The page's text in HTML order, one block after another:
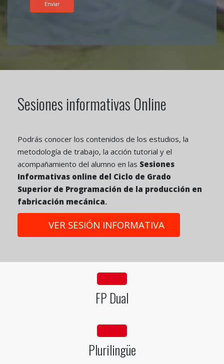
Enviar
Sesiones informativas Online
Podrás conocer los contenidos de los estudios, la
metodología de trabajo, la acción tutorial y el
acompañamiento del alumno en las Sesiones
Informativas online del Ciclo de Grado
Superior de Programación de la producción en
fabricación mecánica.
VER SESIÓN INFORMATIVA
FP Dual
fa fa-globe
Plurilingüe